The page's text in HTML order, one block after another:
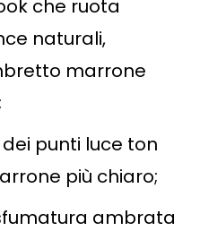
che ruota
naturali,
marrone
punti luce ton
più chiaro;
ambrata